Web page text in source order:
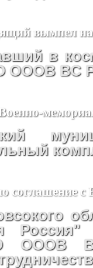
вымпел
в
ОООВ ВС
соглашение с
ОООВ